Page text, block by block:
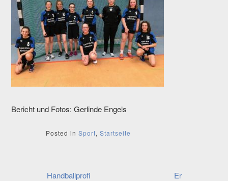
Bericht und Fotos: Gerlinde Engels
Posted in Sport, Startseite
Beitragsnavigation
Handballprofi
Erfolgreich